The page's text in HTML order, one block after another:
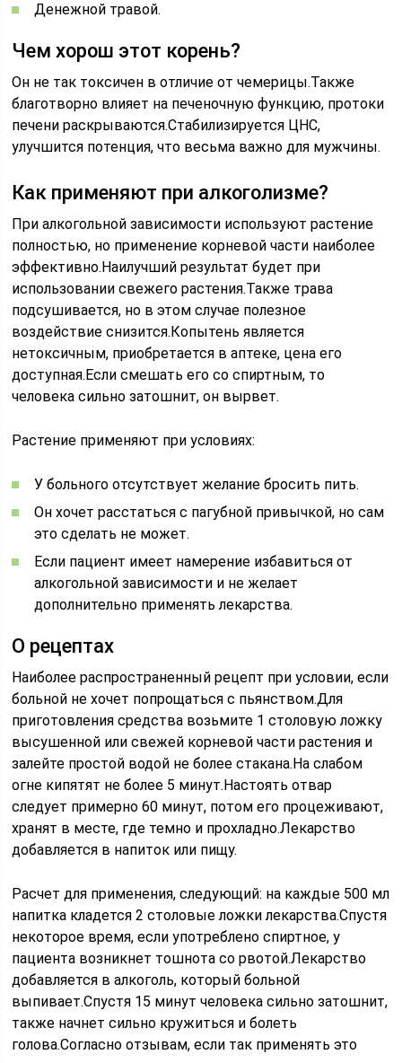
Денежной травой.
Чем хорош этот корень?
Он не так токсичен в отличие от чемерицы.Также
благотворно влияет на печеночную функцию, протоки
печени раскрываются.Стабилизируется ЦНС,
улучшится потенция, что весьма важно для мужчины.
Как применяют при алкоголизме?
При алкогольной зависимости используют растение
полностью, но применение корневой части наиболее
эффективно.Наилучший результат будет при
использовании свежего растения.Также трава
подсушивается, но в этом случае полезное
воздействие снизится.Копытень является
нетоксичным, приобретается в аптеке, цена его
доступная.Если смешать его со спиртным, то
человека сильно затошнит, он вырвет.
Растение применяют при условиях:
У больного отсутствует желание бросить пить.
Он хочет расстаться с пагубной привычкой, но сам
это сделать не может.
Если пациент имеет намерение избавиться от
алкогольной зависимости и не желает
дополнительно применять лекарства.
О рецептах
Наиболее распространенный рецепт при условии, если
больной не хочет попрощаться с пьянством.Для
приготовления средства возьмите 1 столовую ложку
высушенной или свежей корневой части растения и
залейте простой водой не более стакана.На слабом
огне кипятят не более 5 минут.Настоять отвар
следует примерно 60 минут, потом его процеживают,
хранят в месте, где темно и прохладно.Лекарство
добавляется в напиток или пищу.
Расчет для применения, следующий: на каждые 500 мл
напитка кладется 2 столовые ложки лекарства.Спустя
некоторое время, если употреблено спиртное, у
пациента возникнет тошнота со рвотой.Лекарство
добавляется в алкоголь, который больной
выпивает.Спустя 15 минут человека сильно затошнит,
также начнет сильно кружиться и болеть
голова.Согласно отзывам, если так применять это